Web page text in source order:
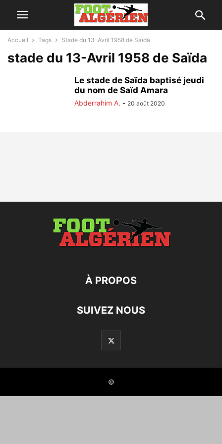
Accueil Tags Stade du 13-Avril 1958 de Saïda
stade du 13-Avril 1958 de Saïda
Le stade de Saïda baptisé jeudi
du nom de Saïd Amara
Abderrahim A. - 20 août 2020
À PROPOS
SUIVEZ NOUS
©